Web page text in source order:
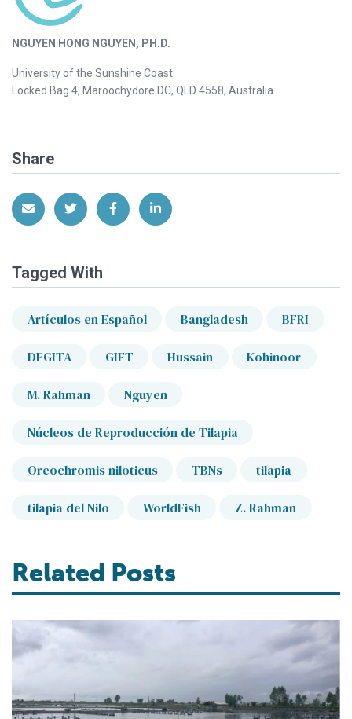
NGUYEN HONG NGUYEN, PH.D.
University of the Sunshine Coast
Locked Bag 4, Maroochydore DC, QLD 4558, Australia
Share
Share via EmailShare on Twitter
Share on Facebook
Share on LinkedIn
Tagged With
Artículos en Español Bangladesh BFRI
DEGITA GIFT Hussain Kohinoor
M. Rahman Nguyen
Núcleos de Reproducción de Tilapia
Oreochromis niloticus TBNs tilapia
tilapia del Nilo WorldFish Z. Rahman
Related Posts